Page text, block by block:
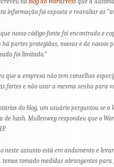
informação foi exposta e reavaliar as
que nosso código-fonte foi encontrado e
há partes protegidas, nossas e de nossos
foi limitada.”
que a empresa não tem conselhos
fortes e não usar a mesma senha para
do blog, um usuário perguntou se o
de hash. Mullenweg respondeu que o
neste assunto está em andamento e
temos tomado medidas abrangentes